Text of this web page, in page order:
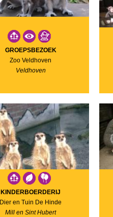
GROEPSBEZOEK
Zoo Veldhoven
Veldhoven
KINDERBOERDERIJ
Dier en Tuin De Hinde
Mill en Sint Hubert